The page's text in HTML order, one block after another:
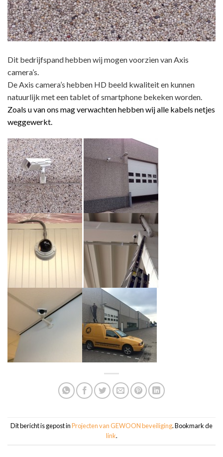
Dit bedrijfspand hebben wij mogen voorzien van Axis
camera’s.
De Axis camera’s hebben HD beeld kwaliteit en kunnen
natuurlijk met een tablet of smartphone bekeken worden.
Zoals u van ons mag verwachten hebben wij alle kabels netjes
weggewerkt.
Dit bericht is gepost inProjecten van GEWOON beveiliging. Bookmark de
link.